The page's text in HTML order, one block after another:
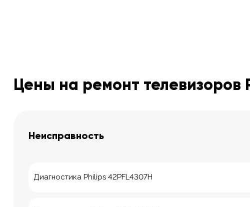
Цены на ремонт телевизоров
Неисправность
Диагностика Philips 42PFL4307H